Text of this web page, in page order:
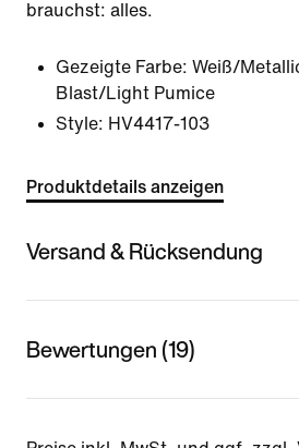
brauchst: alles.
Gezeigte Farbe: Weiß/
Blast/Light Pumice
Style: HV4417-103
Produktdetails anzeigen
Versand & Rücksendung
Bewertungen (19)